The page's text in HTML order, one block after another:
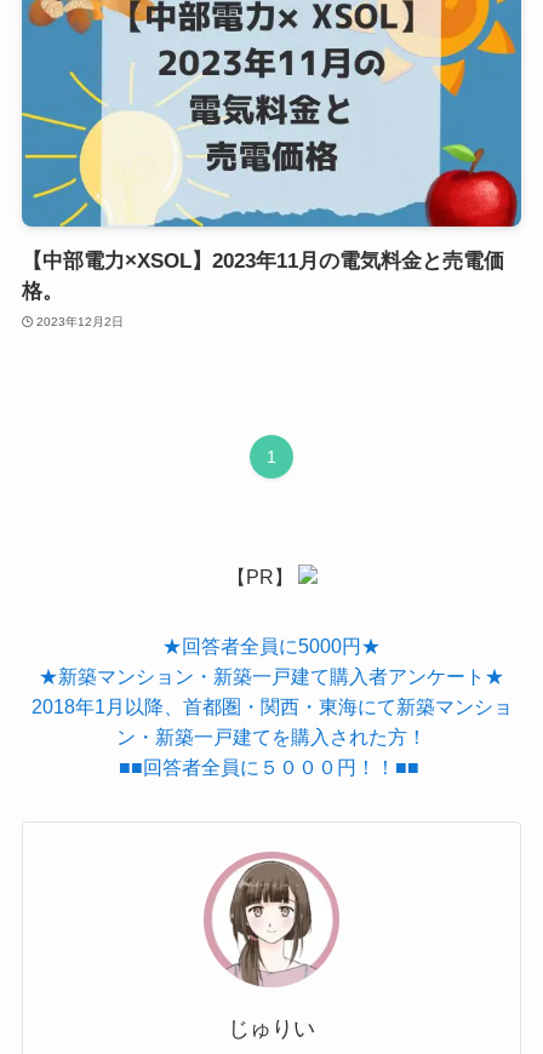
【中部電力×XSOL】2023年11月の電気料金と売電価
格。
2023年12月2日
1
【PR】
★回答者全員に5000円★
★新築マンション・新築一戸建て購入者アンケート★
2018年1月以降、首都圏・関西・東海にて新築マンショ
ン・新築一戸建てを購入された方！
■■回答者全員に５０００円！！■■
じゅりい